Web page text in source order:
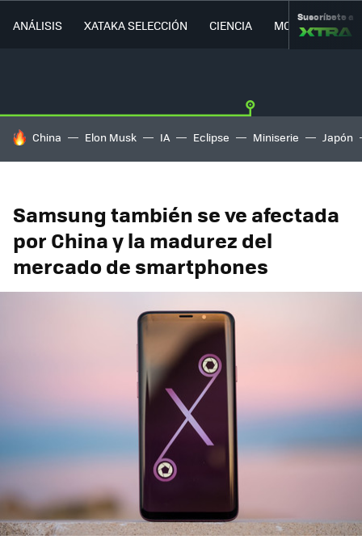
ANÁLISIS XATAKA SELECCIÓN CIENCIA MOVILIDAD
Suscríbete a
HOY SE HABLA DE
China Elon Musk IA Eclipse Miniserie Japón
Samsung también se ve afectada
por China y la madurez del
mercado de smartphones